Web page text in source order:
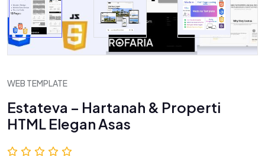
WEB TEMPLATE
Estateva – Hartanah & Properti
HTML Elegan Asas